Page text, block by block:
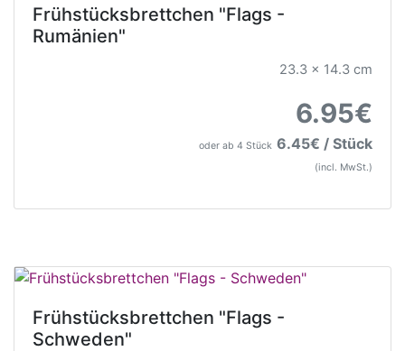
Frühstücksbrettchen "Flags -
Rumänien"
23.3 x 14.3 cm
6.95€
oder ab 4 Stück 6.45€ / Stück
(incl. MwSt.)
Frühstücksbrettchen "Flags -
Schweden"